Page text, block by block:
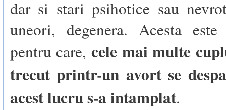
dar si stari psihotice sau
uneori, degenera. Acesta
pentru care,cele mai multe
trecut printr-un avort se
acest lucru s-a intamplat.